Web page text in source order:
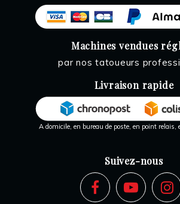
Machines vendues
par nos tatoueurs
Livraison rapide
A domicile, en bureau de poste, en point relais,
Suivez-nous